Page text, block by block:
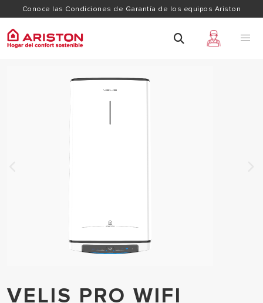
Conoce las Condiciones de Garantía de los equipos Ariston
VELIS PRO WIFI